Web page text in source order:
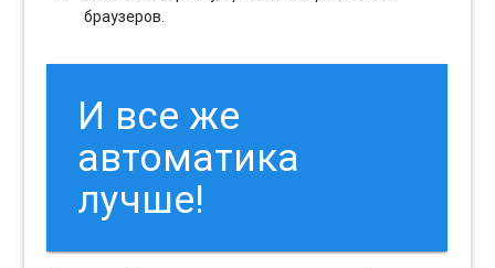
браузеров.
И все же
автоматика
лучше!